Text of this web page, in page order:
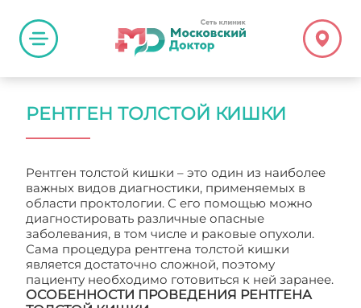
РЕНТГЕН ТОЛСТОЙ КИШКИ
Рентген толстой кишки – это один из наиболее
важных видов диагностики, применяемых в
области проктологии. С его помощью можно
диагностировать различные опасные
заболевания, в том числе и раковые опухоли.
Сама процедура рентгена толстой кишки
является достаточно сложной, поэтому
пациенту необходимо готовиться к ней заранее.
ОСОБЕННОСТИ ПРОВЕДЕНИЯ РЕНТГЕНА